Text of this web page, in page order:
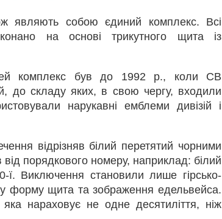
являють собою єдиний комплекс. Всі
на основі трикутного щита із
комплекс був до 1992 р., коли СВ
до складу яких, в свою чергу, входили
нарукавні емблеми дивізій і
відрізняв білий перетятий чорними
порядкового номеру, наприклад: білий
Виключення становили лише гірсько-
форму щита та зображення едельвейса.
нараховує не одне десятиліття, ніж